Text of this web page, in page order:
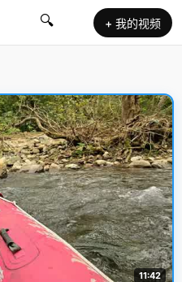
🔍 + 我的视频
11:42